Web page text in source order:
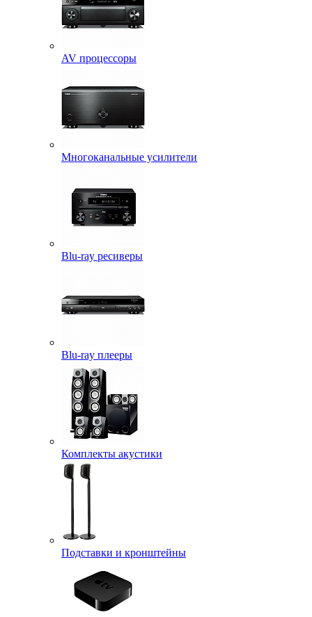
AV процессоры
Многоканальные усилители
Blu-ray ресиверы
Blu-ray плееры
Комплекты акустики
Подставки и кронштейны